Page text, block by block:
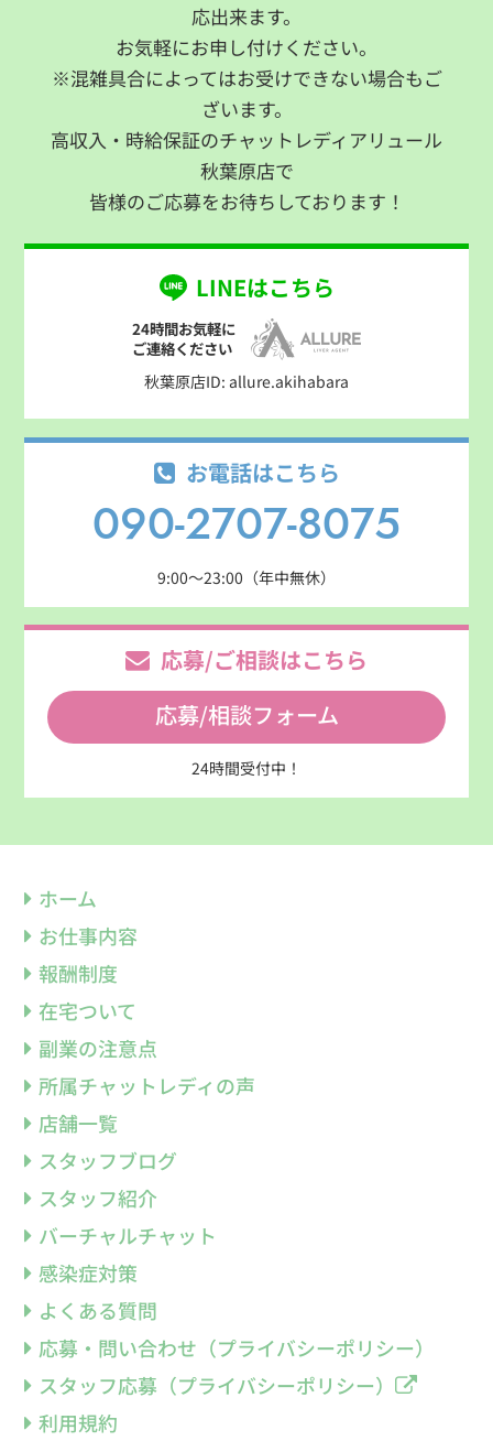
応出来ます。
お気軽にお申し付けください。
※混雑具合によってはお受けできない場合もご
ざいます。
高収入・時給保証のチャットレディアリュール
秋葉原店で
皆様のご応募をお待ちしております！
LINEはこちら
24時間お気軽に
ご連絡ください
秋葉原店ID: allure.akihabara
お電話はこちら
090-2707-8075
9:00～23:00（年中無休）
応募/ご相談はこちら
応募/相談フォーム
24時間受付中！
ホーム
お仕事内容
報酬制度
在宅ついて
副業の注意点
所属チャットレディの声
店舗一覧
スタッフブログ
スタッフ紹介
バーチャルチャット
感染症対策
よくある質問
応募・問い合わせ（プライバシーポリシー）
スタッフ応募（プライバシーポリシー）
利用規約